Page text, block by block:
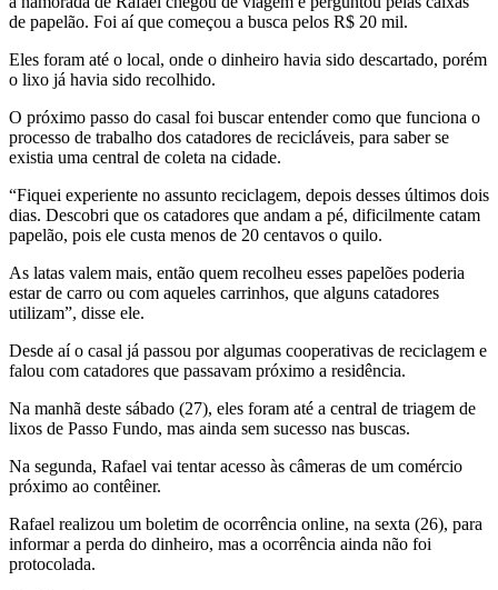
de papelão. Foi aí que começou a busca pelos R$ 20 mil.
Eles foram até o local, onde o dinheiro havia sido descartado, porém
o lixo já havia sido recolhido.
O próximo passo do casal foi buscar entender como que funciona o
processo de trabalho dos catadores de recicláveis, para saber se
existia uma central de coleta na cidade.
“Fiquei experiente no assunto reciclagem, depois desses últimos dois
dias. Descobri que os catadores que andam a pé, dificilmente catam
papelão, pois ele custa menos de 20 centavos o quilo.
As latas valem mais, então quem recolheu esses papelões poderia
estar de carro ou com aqueles carrinhos, que alguns catadores
utilizam”, disse ele.
Desde aí o casal já passou por algumas cooperativas de reciclagem e
falou com catadores que passavam próximo a residência.
Na manhã deste sábado (27), eles foram até a central de triagem de
lixos de Passo Fundo, mas ainda sem sucesso nas buscas.
Na segunda, Rafael vai tentar acesso às câmeras de um comércio
próximo ao contêiner.
Rafael realizou um boletim de ocorrência online, na sexta (26), para
informar a perda do dinheiro, mas a ocorrência ainda não foi
protocolada.